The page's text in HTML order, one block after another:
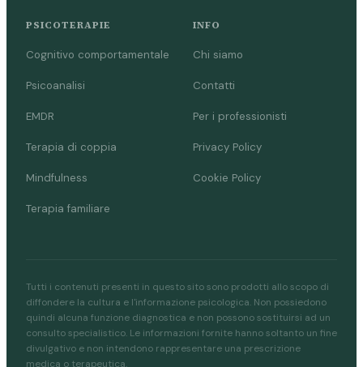
PSICOTERAPIE
Cognitivo comportamentale
Psicoanalisi
EMDR
Terapia di coppia
Mindfulness
Terapia familiare
INFO
Chi siamo
Contatti
Per i professionisti
Privacy Policy
Cookie Policy
Tutti i contenuti presenti in questo sito sono prodotti allo scopo di
diffondere la cultura e l'informazione psicologica. Non possiedono
quindi alcuna funzione diagnostica e non possono sostituirsi ad un
consulto specialistico. Le informazioni fornite hanno soltanto un fine
divulgativo e non intendono rappresentare una prescrizione
medica o terapeutica.